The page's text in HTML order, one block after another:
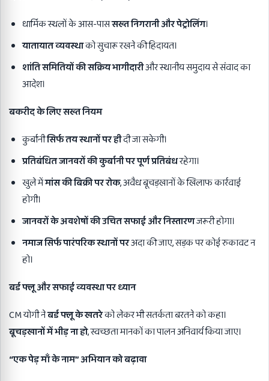
धार्मिक स्थलों के आस-पाससख्त निगरानी और पेट्रोलिंग।
यातायात व्यवस्थाको सुचारू रखने की हिदायत।
शांति समितियों की सक्रिय भागीदारीऔर स्थानीय समुदाय से संवाद का
आदेश।
बकरीद के लिए सख्त नियम
कुर्बानीसिर्फ तय स्थानों पर हीदी जा सकेगी।
प्रतिबंधित जानवरों की कुर्बानी पर पूर्ण प्रतिबंधरहेगा।
खुले मेंमांस की बिक्री पर रोक, अवैध बूचड़खानों के खिलाफ कार्रवाई
होगी।
जानवरों के अवशेषों की उचित सफाई और निस्तारणजरूरी होगा।
नमाज सिर्फ पारंपरिक स्थानों परअदा की जाए, सड़क पर कोई रुकावट न
हो।
बर्ड फ्लू और सफाई व्यवस्था पर ध्यान
CM योगी नेबर्ड फ्लू के खतरेको लेकर भी सतर्कता बरतने को कहा।
बूचड़खानों में भीड़ ना हो, स्वच्छता मानकों का पालन अनिवार्य किया जाए।
“एक पेड़ माँ के नाम” अभियान को बढ़ावा